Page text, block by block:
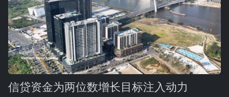
信贷资金为两位数增长目标注入动力